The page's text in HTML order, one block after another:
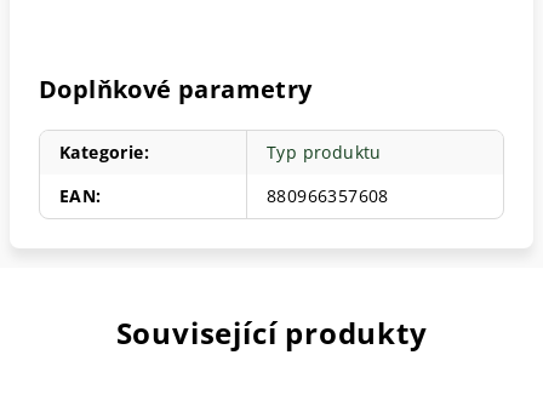
Doplňkové parametry
Kategorie:
Typ produktu
EAN: 880966357608
Související produkty